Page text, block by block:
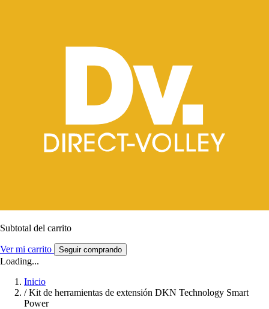
Subtotal del carrito
Ver mi carrito Seguir comprando
Loading...
Inicio
/ Kit de herramientas de extensión DKN Technology Smart
Power